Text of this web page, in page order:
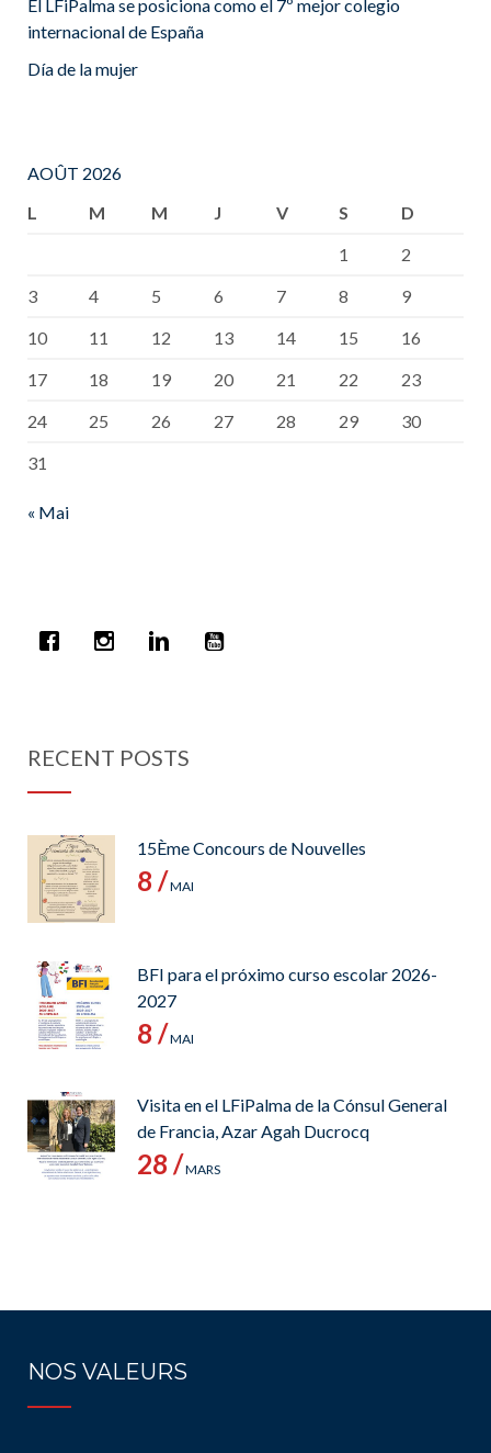
El LFiPalma se posiciona como el 7º mejor colegio
internacional de España
Día de la mujer
AOÛT 2026
L
M M J V S
D
1
2
3
4 5 6 7 8
9
10
11 12 13 14 15
16
17
18 19 20 21 22
23
24
25 26 27 28 29
30
31
« Mai
RECENT POSTS
15Ème Concours de Nouvelles
8 /MAI
BFI para el próximo curso escolar 2026-
2027
8 /MAI
Visita en el LFiPalma de la Cónsul General
de Francia, Azar Agah Ducrocq
28 /MARS
NOS VALEURS